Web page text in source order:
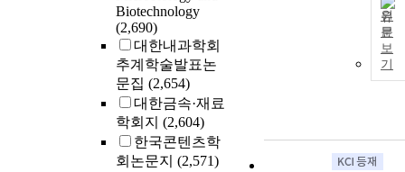
Biotechnology
(2,690)
대한내과학회
추계학술발표논
문집 (2,654)
대한금속·재료
학회지 (2,604)
한국콘텐츠학
회논문지 (2,571)
원
문
보
기